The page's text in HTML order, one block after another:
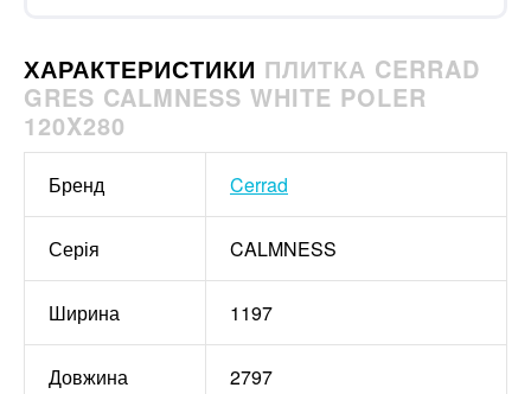
ХАРАКТЕРИСТИКИ ПЛИТКА CERRAD
GRES CALMNESS WHITE POLER
120X280
Бренд Cerrad
Серія CALMNESS
Ширина 1197
Довжина 2797